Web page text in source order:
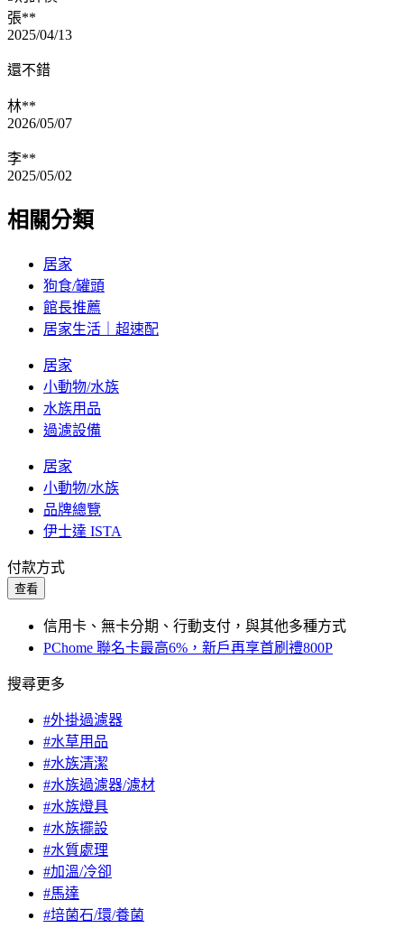
張**
2025/04/13
還不錯
林**
2026/05/07
李**
2025/05/02
相關分類
居家
狗食/罐頭
館長推薦
居家生活｜超速配
居家
小動物/水族
水族用品
過濾設備
居家
小動物/水族
品牌總覽
伊士達 ISTA
付款方式
查看
信用卡、無卡分期、行動支付，與其他多種方式
PChome 聯名卡最高6%，新戶再享首刷禮800P
搜尋更多
#外掛過濾器
#水草用品
#水族清潔
#水族過濾器/濾材
#水族燈具
#水族擺設
#水質處理
#加溫/冷卻
#馬達
#培菌石/環/養菌